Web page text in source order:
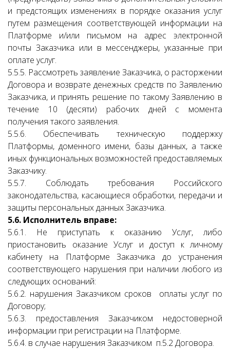
и предстоящих изменениях в порядке оказания услуг
путем размещения соответствующей информации на
Платформе и/или письмом на адрес электронной
почты Заказчика или в мессенджеры, указанные при
оплате услуг.
5.5.5. Рассмотреть заявление Заказчика, о расторжении
Договора и возврате денежных средств по Заявлению
Заказчика, и принять решение по такому Заявлению в
течение 10 (десяти) рабочих дней с момента
получения такого заявления.
5.5.6. Обеспечивать техническую поддержку
Платформы, доменного имени, базы данных, а также
иных функциональных возможностей предоставляемых
Заказчику.
5.5.7. Соблюдать требования Российского
законодательства, касающиеся обработки, передачи и
защиты персональных данных Заказчика.
5.6. Исполнитель вправе:
5.6.1. Не приступать к оказанию Услуг, либо
приостановить оказание Услуг и доступ к личному
кабинету на Платформе Заказчика до устранения
соответствующего нарушения при наличии любого из
следующих оснований:
5.6.2. нарушения Заказчиком сроков оплаты услуг по
Договору;
5.6.3. предоставления Заказчиком недостоверной
информации при регистрации на Платформе.
5.6.4. в случае нарушения Заказчиком п.5.2 Договора.